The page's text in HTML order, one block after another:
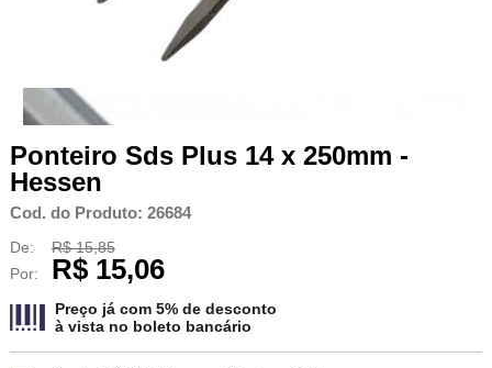
Ponteiro Sds Plus 14 x 250mm -
Hessen
Cod. do Produto: 26684
De:
R$ 15,85
Por:
R$ 15,06
Preço já com 5% de desconto
à vista no boleto bancário